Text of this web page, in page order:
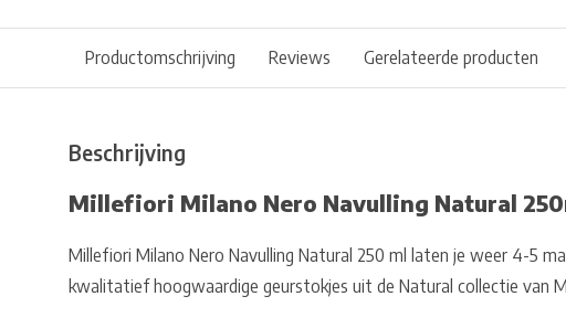
Productomschrijving Reviews Gerelateerde producten
Beschrijving
Millefiori Milano Nero Navulling Natural
Millefiori Milano Nero Navulling Natural 250 ml laten je weer 4-5
kwalitatief hoogwaardige geurstokjes uit de Natural collectie van